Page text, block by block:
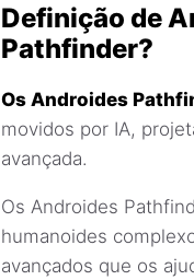
Definição de
Pathfinder?
Os Androides
movidos por IA,
avançada.
Os Androides
humanoides
avançados que os